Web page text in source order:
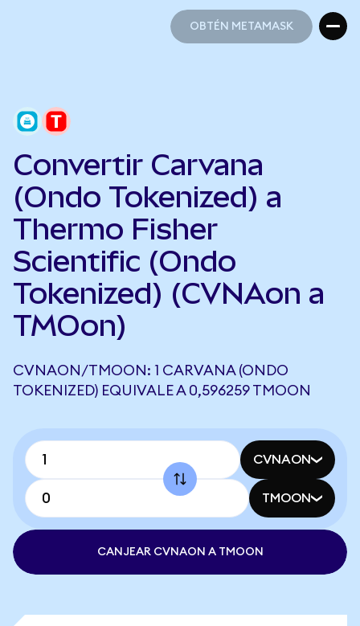
OBTÉN METAMASK
Convertir Carvana
(Ondo Tokenized) a
Thermo Fisher
Scientific (Ondo
Tokenized) (CVNAon a
TMOon)
CVNAON/TMOON: 1 CARVANA (ONDO
TOKENIZED) EQUIVALE A 0,596259 TMOON
CVNAON
TMOON
CANJEAR CVNAON A TMOON